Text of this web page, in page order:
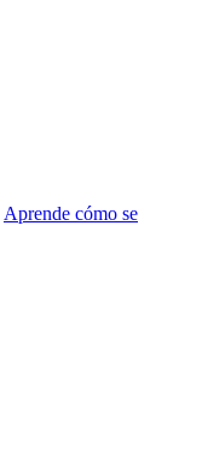
Aprende cómo se